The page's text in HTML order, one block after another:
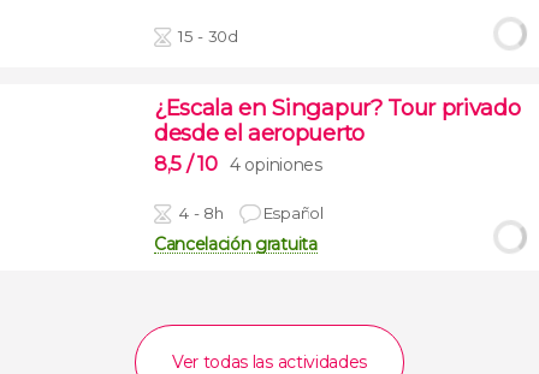
15 - 30d
¿Escala en Singapur? Tour privado
desde el aeropuerto
8,5 / 10 4 opiniones
4 - 8h Español
Cancelación gratuita
Ver todas las actividades